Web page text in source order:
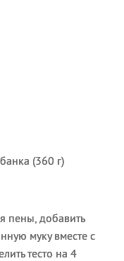
(360 г)
пены, добавить
муку вместе с
тесто на 4